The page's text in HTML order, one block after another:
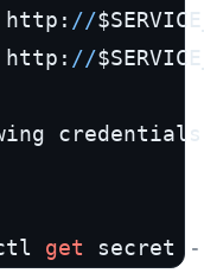
//
//
credentials
get secret